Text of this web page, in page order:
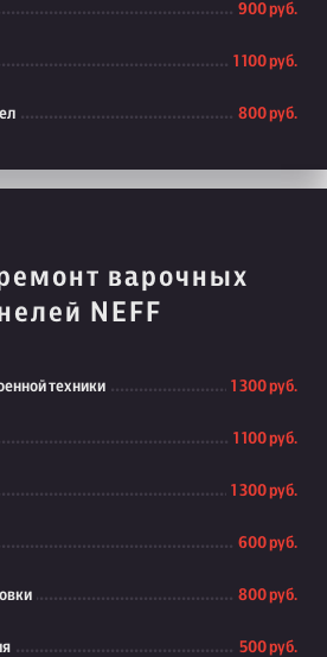
900 руб.
1 100 руб.
800 руб.
варочных
NEFF
техники 1 300 руб.
1 100 руб.
1 300 руб.
600 руб.
800 руб.
500 руб.